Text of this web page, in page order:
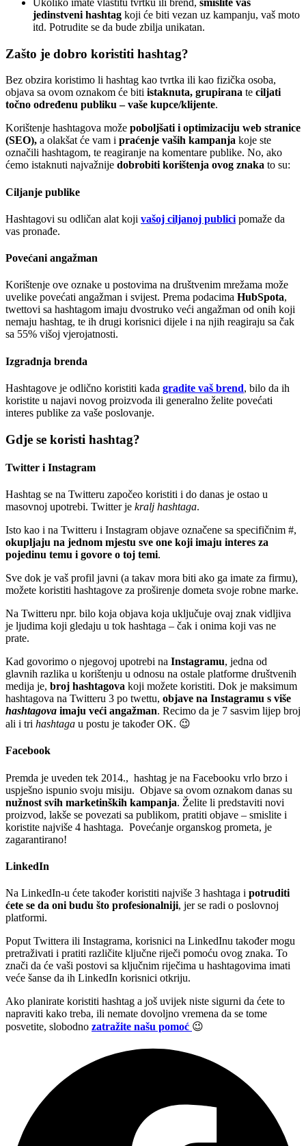
jedinstveni hashtag koji će biti vezan uz kampanju, vaš moto
itd. Potrudite se da bude zbilja unikatan.
Zašto je dobro koristiti hashtag?
Bez obzira koristimo li hashtag kao tvrtka ili kao fizička osoba,
objava sa ovom oznakom će biti istaknuta, grupirana te ciljati
točno određenu publiku – vaše kupce/klijente.
Korištenje hashtagova može poboljšati i optimizaciju web stranice
(SEO), a olakšat će vam i praćenje vaših kampanja koje ste
označili hashtagom, te reagiranje na komentare publike. No, ako
ćemo istaknuti najvažnije dobrobiti korištenja ovog znaka to su:
Ciljanje publike
Hashtagovi su odličan alat koji vašoj ciljanoj publici pomaže da
vas pronađe.
Povećani angažman
Korištenje ove oznake u postovima na društvenim mrežama može
uvelike povećati angažman i svijest. Prema podacima HubSpota,
twettovi sa hashtagom imaju dvostruko veći angažman od onih koji
nemaju hashtag, te ih drugi korisnici dijele i na njih reagiraju sa čak
sa 55% višoj vjerojatnosti.
Izgradnja brenda
Hashtagove je odlično koristiti kada gradite vaš brend, bilo da ih
koristite u najavi novog proizvoda ili generalno želite povećati
interes publike za vaše poslovanje.
Gdje se koristi hashtag?
Twitter i Instagram
Hashtag se na Twitteru započeo koristiti i do danas je ostao u
masovnoj upotrebi. Twitter je kralj hashtaga.
Isto kao i na Twitteru i Instagram objave označene sa specifičnim #,
okupljaju na jednom mjestu sve one koji imaju interes za
pojedinu temu i govore o toj temi.
Sve dok je vaš profil javni (a takav mora biti ako ga imate za firmu),
možete koristiti hashtagove za proširenje dometa svoje robne marke.
Na Twitteru npr. bilo koja objava koja uključuje ovaj znak vidljiva
je ljudima koji gledaju u tok hashtaga – čak i onima koji vas ne
prate.
Kad govorimo o njegovoj upotrebi na Instagramu, jedna od
glavnih razlika u korištenju u odnosu na ostale platforme društvenih
medija je, broj hashtagova koji možete koristiti. Dok je maksimum
hashtagova na Twitteru 3 po twettu, objave na Instagramu s više
hashtagova imaju veći angažman. Recimo da je 7 sasvim lijep broj
ali i tri hashtaga u postu je također OK. 😉
Facebook
Premda je uveden tek 2014., hashtag je na Facebooku vrlo brzo i
uspješno ispunio svoju misiju. Objave sa ovom oznakom danas su
nužnost svih marketinških kampanja. Želite li predstaviti novi
proizvod, lakše se povezati sa publikom, pratiti objave – smislite i
koristite najviše 4 hashtaga. Povećanje organskog prometa, je
zagarantirano!
LinkedIn
Na LinkedIn-u ćete također koristiti najviše 3 hashtaga i potruditi
ćete se da oni budu što profesionalniji, jer se radi o poslovnoj
platformi.
Poput Twittera ili Instagrama, korisnici na LinkedInu također mogu
pretraživati i pratiti različite ključne riječi pomoću ovog znaka. To
znači da će vaši postovi sa ključnim riječima u hashtagovima imati
veće šanse da ih LinkedIn korisnici otkriju.
Ako planirate koristiti hashtag a još uvijek niste sigurni da ćete to
napraviti kako treba, ili nemate dovoljno vremena da se tome
posvetite, slobodno zatražite našu pomoć 😉